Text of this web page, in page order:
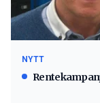
NYTT